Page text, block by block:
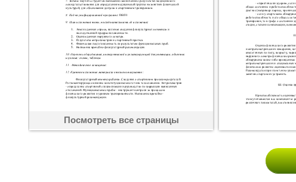
Посмотреть все страницы